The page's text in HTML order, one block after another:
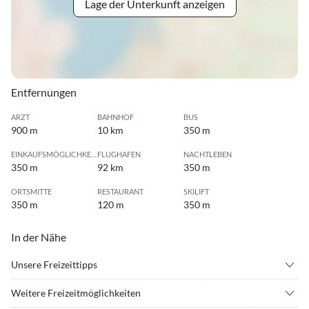
Lage der Unterkunft anzeigen
Entfernungen
ARZT
900 m
BAHNHOF
10 km
BUS
350 m
350 m
FLUGHAFEN
92 km
NACHTLEBEN
350 m
ORTSMITTE
350 m
RESTAURANT
120 m
SKILIFT
350 m
In der Nähe
Unsere Freizeittipps
Weitere Freizeitmöglichkeiten